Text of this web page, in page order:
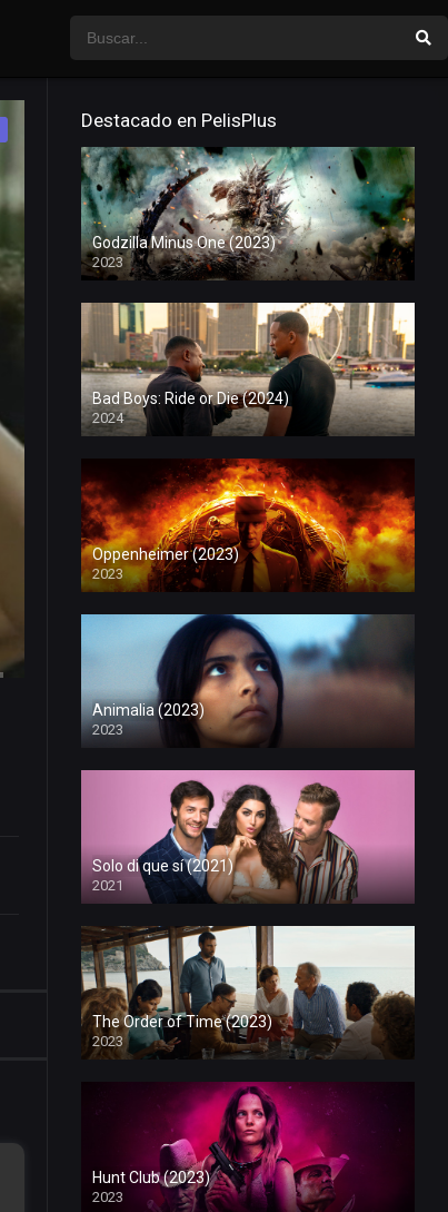
Destacado en PelisPlus
Godzilla Minus One (2023)
2023
Bad Boys: Ride or Die (2024)
2024
Oppenheimer (2023)
2023
Animalia (2023)
2023
Solo di que sí (2021)
2021
The Order of Time (2023)
2023
Hunt Club (2023)
2023